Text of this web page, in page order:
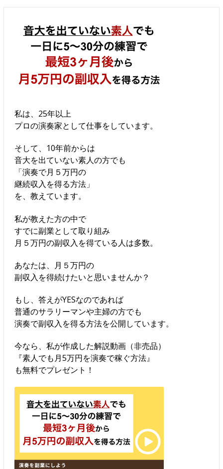
私は、25年以上
プロの演奏家として仕事をしています。
そして、10年前からは
音大を出ていない素人の方でも
「演奏で月５万円の
継続収入を得る方法」
を、教えています。
私が教えた方の中で
すでに副業として取り組み
月５万円の副収入を得ている人は多数。
あなたは、月５万円の
副収入を得続けたいと思いませんか？
もし、答えがYESなのであれば
普通のサラリーマンや主婦の方でも
演奏で副収入を得る方法を公開しています。
今なら、私が作成した解説動画（非売品）
『素人でも月5万円を演奏で稼ぐ方法』
も無料でプレゼント！